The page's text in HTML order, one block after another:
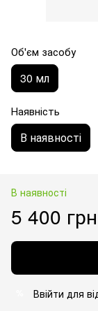
Об'єм засобу
30 мл
Наявність
В наявності
В наявності
5 400 грн
Ввійти для